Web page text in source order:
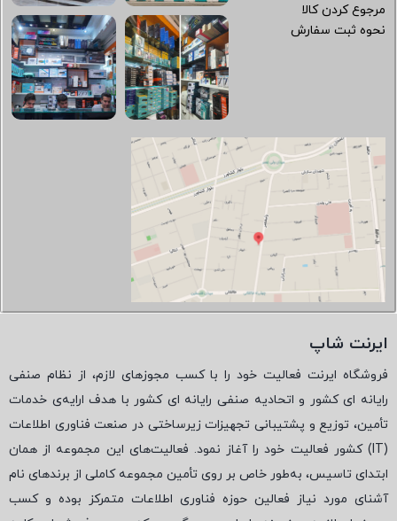
مرجوع کردن کالا
نحوه ثبت سفارش
ایرنت شاپ
فروشگاه ایرنت فعالیت خود را با کسب مجوزهای لازم، از نظام صنفی
رایانه ای کشور و اتحادیه صنفی رایانه ای کشور با هدف ارایه‌ی خدمات
تأمین، توزیع و پشتیبانی تجهیزات زیرساختی در صنعت فناوری اطلاعات
(
IT) کشور فعالیت خود را آغاز نمود. فعالیت‌های این مجموعه از همان
ابتدای تاسیس، به‌طور خاص بر روی تأمین مجموعه کاملی از برندهای نام
آشنای مورد نیاز فعالین حوزه فناوری اطلاعات متمرکز بوده و کسب